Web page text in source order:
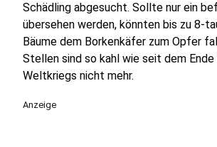
Schädling abgesucht. Sollte nur ein
übersehen werden, könnten bis zu 8-
Bäume dem Borkenkäfer zum Opfer
Stellen sind so kahl wie seit dem
Weltkriegs nicht mehr.
Anzeige